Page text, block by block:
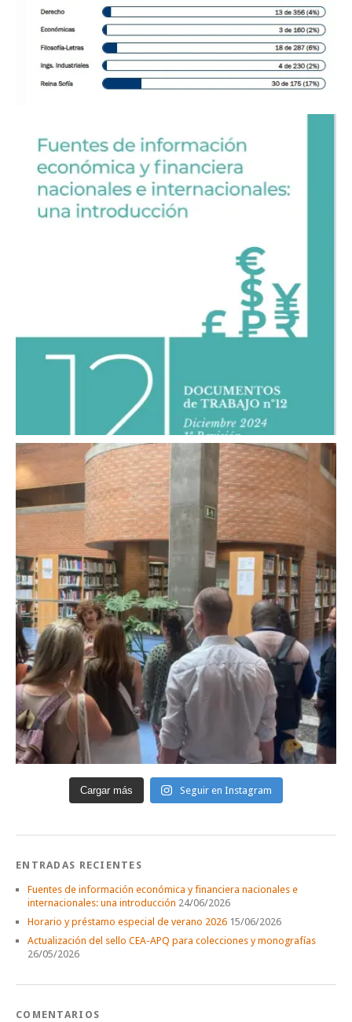
Cargar más Seguir en Instagram
ENTRADAS RECIENTES
Fuentes de información económica y financiera nacionales e
internacionales: una introducción 24/06/2026
Horario y préstamo especial de verano 2026 15/06/2026
Actualización del sello CEA-APQ para colecciones y monografías
26/05/2026
COMENTARIOS